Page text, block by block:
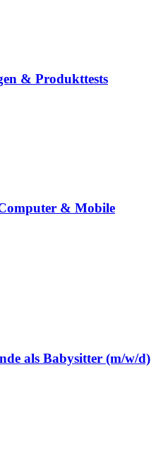
& Produkttests
& Mobile
als Babysitter (m/w/d)